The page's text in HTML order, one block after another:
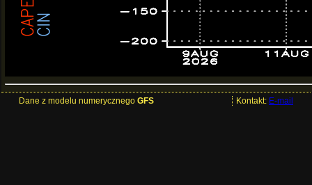
Dane z modelu numerycznego GFS Kontakt: E-mail